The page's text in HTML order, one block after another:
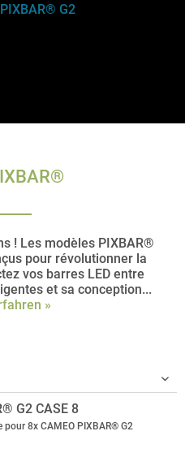
G2
! Les modèles PIXBAR®
pour révolutionner la
vos barres LED entre
et sa conception...
»
G2 CASE 8
pour 8x CAMEO PIXBAR® G2